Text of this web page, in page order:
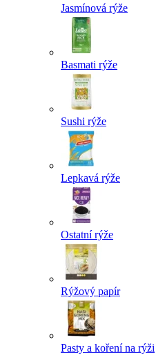
Jasmínová rýže
Basmati rýže
Sushi rýže
Lepkavá rýže
Ostatní rýže
Rýžový papír
Pasty a koření na rýži